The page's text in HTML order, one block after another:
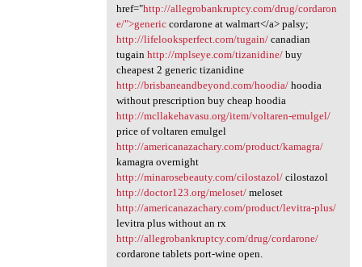
href="http://allegrobankruptcy.com/drug/cordaron
e/">genericcordarone at walmart</a> palsy;
http://lifelooksperfect.com/tugain/canadian
tugain http://mplseye.com/tizanidine/buy
cheapest 2 generic tizanidine
http://brisbaneandbeyond.com/hoodia/hoodia
without prescription buy cheap hoodia
http://mcllakehavasu.org/item/voltaren-emulgel/
price of voltaren emulgel
http://americanazachary.com/product/kamagra/
kamagra overnight
http://minarosebeauty.com/cilostazol/cilostazol
http://doctor123.org/meloset/meloset
http://americanazachary.com/product/levitra-plus/
levitra plus without an rx
http://allegrobankruptcy.com/drug/cordarone/
cordarone tablets port-wine open.